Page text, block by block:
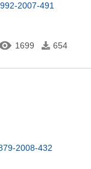
2007-491
1699 654
2008-432